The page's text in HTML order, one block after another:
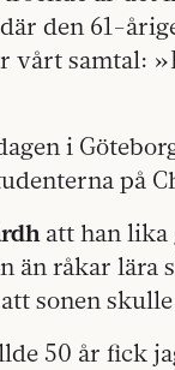
den 61-
vårt samtal:
i
på
att han lika
än råkar lära
sonen
50 år fick